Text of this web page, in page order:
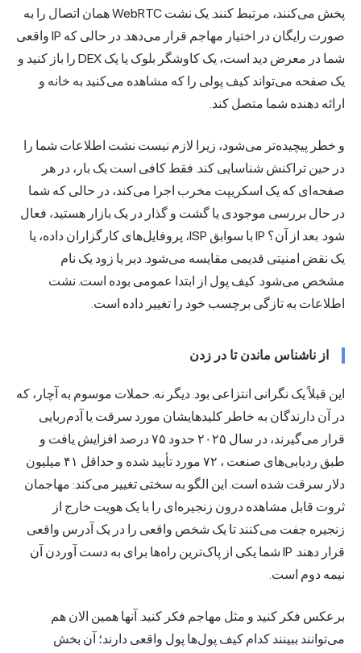
پخش می‌کنند، مرتبط کنند. یک نشت WebRTC همان اتصال را به
صورت رایگان در اختیار مهاجم قرار می‌دهد. در حالی که IP واقعی
شما در معرض دید است، یک کاوشگر بلوک یا یک DEX را باز کنید و
یک صفحه می‌تواند کیف پولی را که مشاهده می‌کنید به خانه و
ارائه دهنده شما متصل کند.
و خطر پیچیده‌تر می‌شود، زیرا لازم نیست نشت اطلاعات شما را
در حین تراکنش شناسایی کند. فقط کافی است یک بار، در هر
صفحه‌ای که یک اسکریپت مخرب اجرا می‌کند، در حالی که شما
در حال بررسی موجودی یا گشت و گذار در یک بازار هستید، فعال
شود. بعد از آن؟ IP با سوابق ISP، پروفایل‌های کارگزاران داده، یا
یک نقض امنیتی قدیمی مقایسه می‌شود. دیر یا زود یک نام
مشخص می‌شود. کیف پول از ابتدا عمومی بوده است. نشت
اطلاعات به تازگی برچسب خود را تغییر داده است.
از ناشناس ماندن تا در زدن
این قبلاً یک نگرانی انتزاعی بود. دیگر نه. حملات موسوم به آچار، که
در آن دارندگان به خاطر کلیدهایشان مورد سرقت یا آدم‌ربایی
قرار می‌گیرند، در سال ۲۰۲۵ حدود ۷۵ درصد افزایش یافت و
طبق ردیابی‌های صنعت
، ۷۲ مورد تأیید شده و حداقل ۴۱ میلیون
دلار سرقت شده است. این الگو به سختی تغییر می‌کند: مهاجمان
ثروت قابل مشاهده درون زنجیره‌ای را با یک هویت خارج از
زنجیره جفت می‌کنند تا یک شخص واقعی را در یک آدرس واقعی
قرار دهند. IP شما یکی از پاک‌ترین راه‌ها برای به دست آوردن آن
نیمه دوم است.
برعکس فکر کنید و مثل مهاجم فکر کنید. آنها همین الان هم
می‌توانند ببینند کدام کیف پول‌ها پول واقعی دارند؛ آن بخش